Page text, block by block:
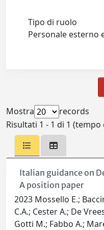
Tipo di ruolo
Personale esterno
Mostra
records
Risultati 1 - 1 di 1
Italian guidance on
A position paper
2023 Mossello E.;
C.A.; Cester A.; De
Gotti M.; Fabbo A.;